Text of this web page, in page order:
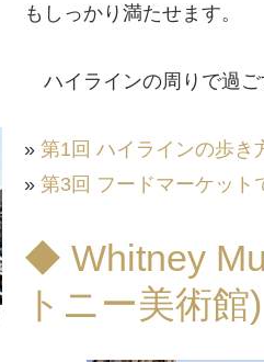
もしっかり満たせます。
ハイラインの周りで過ご
» 第1回 ハイラインの歩き
» 第3回 フードマーケット
◆ Whitney
トニー美術館)